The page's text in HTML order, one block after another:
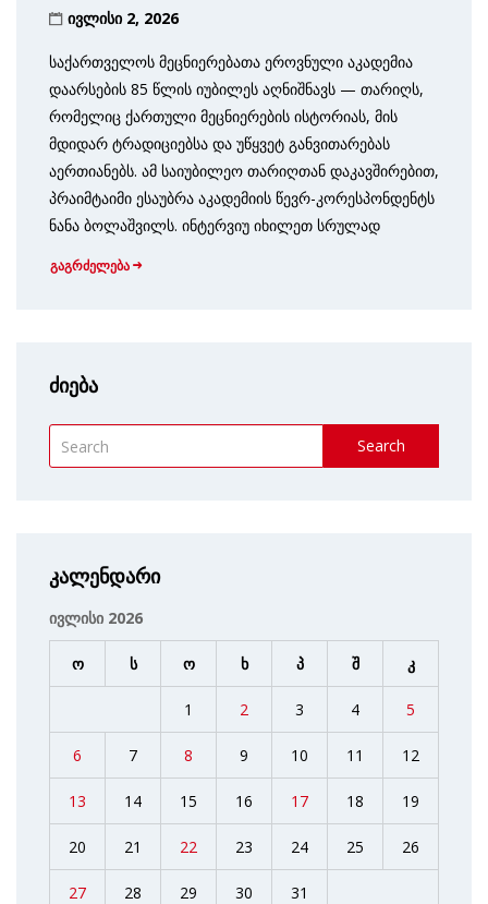
ივლისი 2, 2026
საქართველოს მეცნიერებათა ეროვნული აკადემია
დაარსების 85 წლის იუბილეს აღნიშნავს — თარიღს,
რომელიც ქართული მეცნიერების ისტორიას, მის
მდიდარ ტრადიციებსა და უწყვეტ განვითარებას
აერთიანებს. ამ საიუბილეო თარიღთან დაკავშირებით,
პრაიმტაიმი ესაუბრა აკადემიის წევრ-კორესპონდენტს
ნანა ბოლაშვილს. ინტერვიუ იხილეთ სრულად
გაგრძელება
ძიება
Search
კალენდარი
ივლისი 2026
ო ს ო ხ პ შ კ
1 2 3 4 5
6 7 8 9 10 11 12
13 14 15 16 17 18 19
20 21 22 23 24 25 26
27 28 29 30 31